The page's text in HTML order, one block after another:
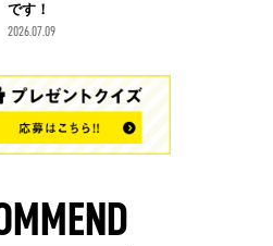
です！
2026.07.09